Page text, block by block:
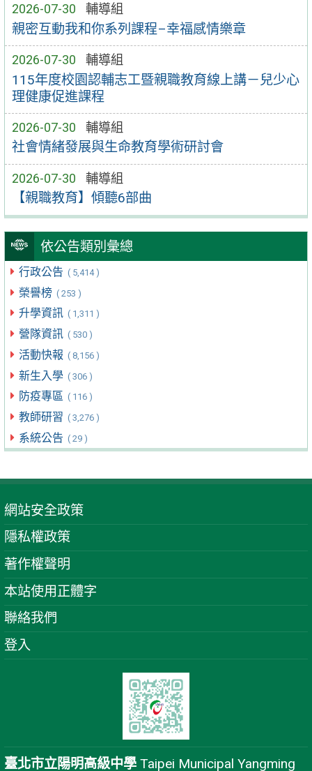
2026-07-30 輔導組
親密互動我和你系列課程–幸福感情樂章
2026-07-30 輔導組
115年度校園認輔志工暨親職教育線上講－兒少心
理健康促進課程
2026-07-30 輔導組
社會情緒發展與生命教育學術研討會
2026-07-30 輔導組
【親職教育】傾聽6部曲
依公告類別彙總
行政公告 ( 5,414 )
榮譽榜 ( 253 )
升學資訊 ( 1,311 )
營隊資訊 ( 530 )
活動快報 ( 8,156 )
新生入學 ( 306 )
防疫專區 ( 116 )
教師研習 ( 3,276 )
系統公告 ( 29 )
網站安全政策
隱私權政策
著作權聲明
本站使用正體字
聯絡我們
登入
臺北市立陽明高級中學 Taipei Municipal Yangming